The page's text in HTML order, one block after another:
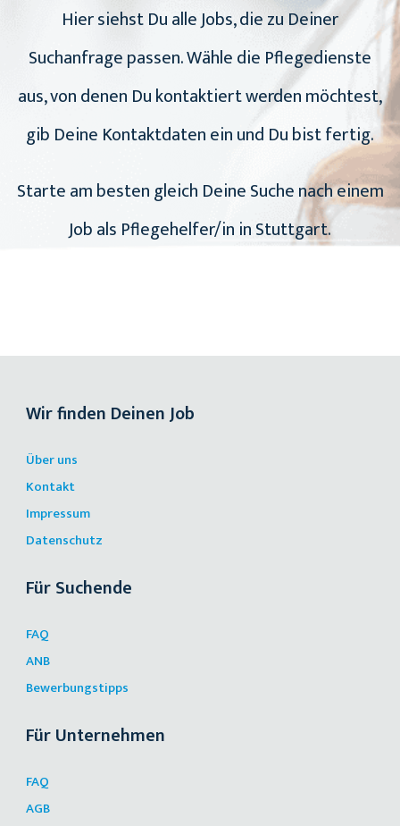
Hier siehst Du alle Jobs, die zu Deiner
Suchanfrage passen. Wähle die Pflegedienste
aus, von denen Du kontaktiert werden möchtest,
gib Deine Kontaktdaten ein und Du bist fertig.
Starte am besten gleich Deine Suche nach einem
Job als Pflegehelfer/in in Stuttgart.
Wir finden Deinen Job
Über uns
Kontakt
Impressum
Datenschutz
Für Suchende
FAQ
ANB
Bewerbungstipps
Für Unternehmen
FAQ
AGB